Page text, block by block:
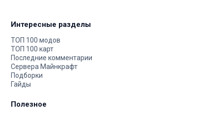
Интересные разделы
ТОП 100 модов
ТОП 100 карт
Последние комментарии
Сервера Майнкрафт
Подборки
Гайды
Полезное